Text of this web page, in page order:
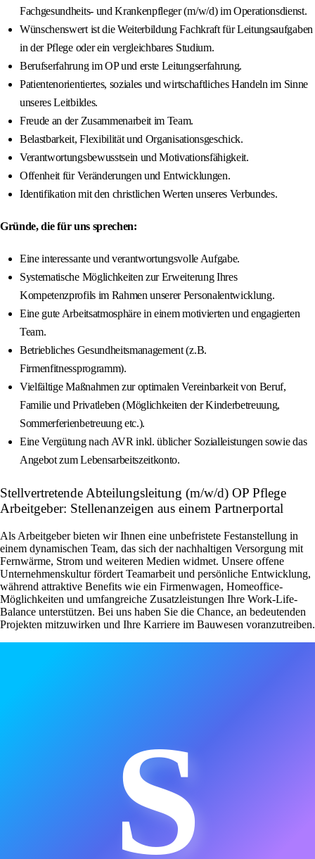
Fachgesundheits- und Krankenpfleger (m/w/d) im Operationsdienst.
Wünschenswert ist die Weiterbildung Fachkraft für Leitungsaufgaben
in der Pflege oder ein vergleichbares Studium.
Berufserfahrung im OP und erste Leitungserfahrung.
Patientenorientiertes, soziales und wirtschaftliches Handeln im Sinne
unseres Leitbildes.
Freude an der Zusammenarbeit im Team.
Belastbarkeit, Flexibilität und Organisationsgeschick.
Verantwortungsbewusstsein und Motivationsfähigkeit.
Offenheit für Veränderungen und Entwicklungen.
Identifikation mit den christlichen Werten unseres Verbundes.
Gründe, die für uns sprechen:
Eine interessante und verantwortungsvolle Aufgabe.
Systematische Möglichkeiten zur Erweiterung Ihres
Kompetenzprofils im Rahmen unserer Personalentwicklung.
Eine gute Arbeitsatmosphäre in einem motivierten und engagierten
Team.
Betriebliches Gesundheitsmanagement (z.B.
Firmenfitnessprogramm).
Vielfältige Maßnahmen zur optimalen Vereinbarkeit von Beruf,
Familie und Privatleben (Möglichkeiten der Kinderbetreuung,
Sommerferienbetreuung etc.).
Eine Vergütung nach AVR inkl. üblicher Sozialleistungen sowie das
Angebot zum Lebensarbeitszeitkonto.
Stellvertretende Abteilungsleitung (m/w/d) OP Pflege
Arbeitgeber: Stellenanzeigen aus einem Partnerportal
Als Arbeitgeber bieten wir Ihnen eine unbefristete Festanstellung in
einem dynamischen Team, das sich der nachhaltigen Versorgung mit
Fernwärme, Strom und weiteren Medien widmet. Unsere offene
Unternehmenskultur fördert Teamarbeit und persönliche Entwicklung,
während attraktive Benefits wie ein Firmenwagen, Homeoffice-
Möglichkeiten und umfangreiche Zusatzleistungen Ihre Work-Life-
Balance unterstützen. Bei uns haben Sie die Chance, an bedeutenden
Projekten mitzuwirken und Ihre Karriere im Bauwesen voranzutreiben.
S